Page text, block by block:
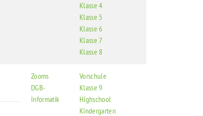
Klasse 4
Klasse 5
Klasse 6
Klasse 7
Klasse 8
Zooms
DGB-
Informatik
Vorschule
Klasse 9
Highschool
Kindergarten